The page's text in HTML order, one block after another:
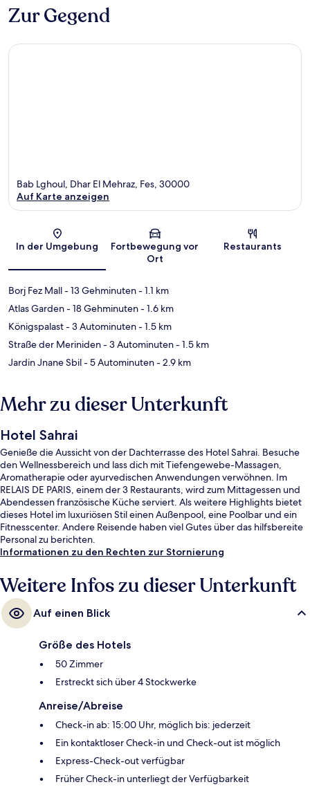
Zur Gegend
Karte
Bab Lghoul, Dhar El Mehraz, Fes, 30000
Auf Karte anzeigen
In der Umgebung
Fortbewegung vor
Ort
Restaurants
Borj Fez Mall- 13 Gehminuten- 1.1 km
Atlas Garden- 18 Gehminuten- 1.6 km
Königspalast- 3 Autominuten- 1.5 km
Straße der Meriniden- 3 Autominuten- 1.5 km
Jardin Jnane Sbil- 5 Autominuten- 2.9 km
Mehr zu dieser Unterkunft
Hotel Sahrai
Genieße die Aussicht von der Dachterrasse des Hotel Sahrai. Besuche
den Wellnessbereich und lass dich mit Tiefengewebe-Massagen,
Aromatherapie oder ayurvedischen Anwendungen verwöhnen. Im
RELAIS DE PARIS, einem der 3 Restaurants, wird zum Mittagessen und
Abendessen französische Küche serviert. Als weitere Highlights bietet
dieses Hotel im luxuriösen Stil einen Außenpool, eine Poolbar und ein
Fitnesscenter. Andere Reisende haben viel Gutes über das hilfsbereite
Personal zu berichten.
Informationen zu den Rechten zur Stornierung
Weitere Infos zu dieser Unterkunft
Auf einen Blick
Größe des Hotels
50 Zimmer
Erstreckt sich über 4 Stockwerke
Anreise/Abreise
Check-in ab: 15:00 Uhr, möglich bis: jederzeit
Ein kontaktloser Check-in und Check-out ist möglich
Express-Check-out verfügbar
Früher Check-in unterliegt der Verfügbarkeit